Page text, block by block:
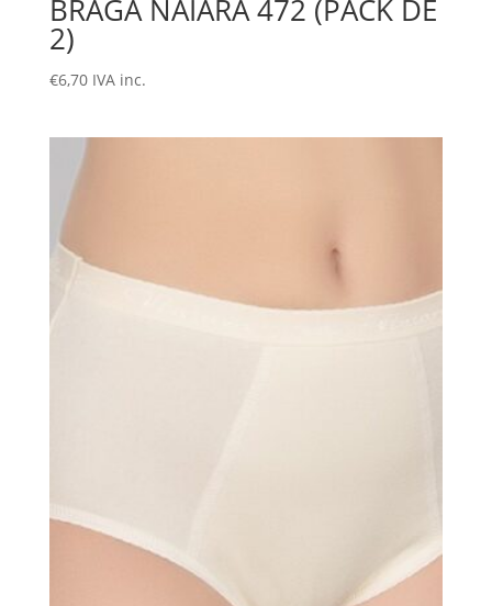
BRAGA NAIARA 472 (PACK DE
2)
€6,70 IVA inc.